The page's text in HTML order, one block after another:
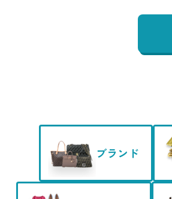
ブランド